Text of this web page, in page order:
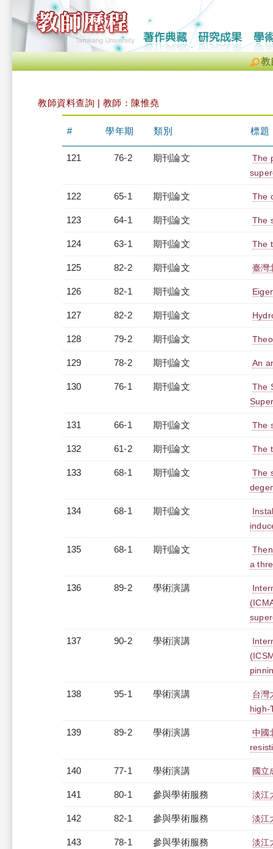
教
教師資料查詢 | 教師：陳惟堯
# 學年期 類別 標題
121 76-2 期刊論文
The
122 65-1 期刊論文 The
123 64-1 期刊論文 The
124 63-1 期刊論文 The
125 82-2 期刊論文 臺灣
126 82-1 期刊論文
127 82-2 期刊論文
128 79-2 期刊論文
129 78-2 期刊論文 An
130 76-1 期刊論文
The
131 66-1 期刊論文 The
132 61-2 期刊論文 The
133 68-1 期刊論文
The
134 68-1 期刊論文
135 68-1 期刊論文
a
136 89-2 學術演講
137 90-2 學術演講
138 95-1 學術演講
台灣
high-
139 89-2 學術演講
中國
140 77-1 學術演講 國立
141 80-1 參與學術服務 淡江
142 82-1 參與學術服務 淡江
143 78-1 參與學術服務 淡江